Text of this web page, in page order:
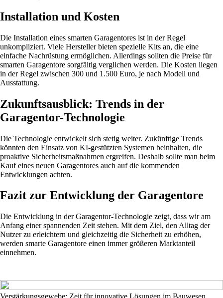
Installation und Kosten
Die Installation eines smarten Garagentores ist in der Regel
unkompliziert. Viele Hersteller bieten spezielle Kits an, die eine
einfache Nachrüstung ermöglichen. Allerdings sollten die Preise für
smarten Garagentore sorgfältig verglichen werden. Die Kosten liegen
in der Regel zwischen 300 und 1.500 Euro, je nach Modell und
Ausstattung.
Zukunftsausblick: Trends in der
Garagentor-Technologie
Die Technologie entwickelt sich stetig weiter. Zukünftige Trends
könnten den Einsatz von KI-gestützten Systemen beinhalten, die
proaktive Sicherheitsmaßnahmen ergreifen. Deshalb sollte man beim
Kauf eines neuen Garagentores auch auf die kommenden
Entwicklungen achten.
Fazit zur Entwicklung der Garagentore
Die Entwicklung in der Garagentor-Technologie zeigt, dass wir am
Anfang einer spannenden Zeit stehen. Mit dem Ziel, den Alltag der
Nutzer zu erleichtern und gleichzeitig die Sicherheit zu erhöhen,
werden smarte Garagentore einen immer größeren Marktanteil
einnehmen.